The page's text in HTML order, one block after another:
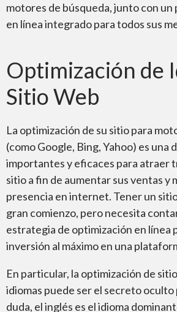
Certificación
Diseño Gráfico
motores de búsqueda, junto con un
en línea integrado para todos sus
Optimización de
Sitio Web
La optimización de su sitio para
(como Google, Bing, Yahoo) es una
importantes y eficaces para atraer
sitio a fin de aumentar sus ventas y
presencia en internet. Tener un
gran comienzo, pero necesita
estrategia de optimización en línea
inversión al máximo en una
En particular, la optimización de
idiomas puede ser el secreto oculto
duda, el inglés es el idioma